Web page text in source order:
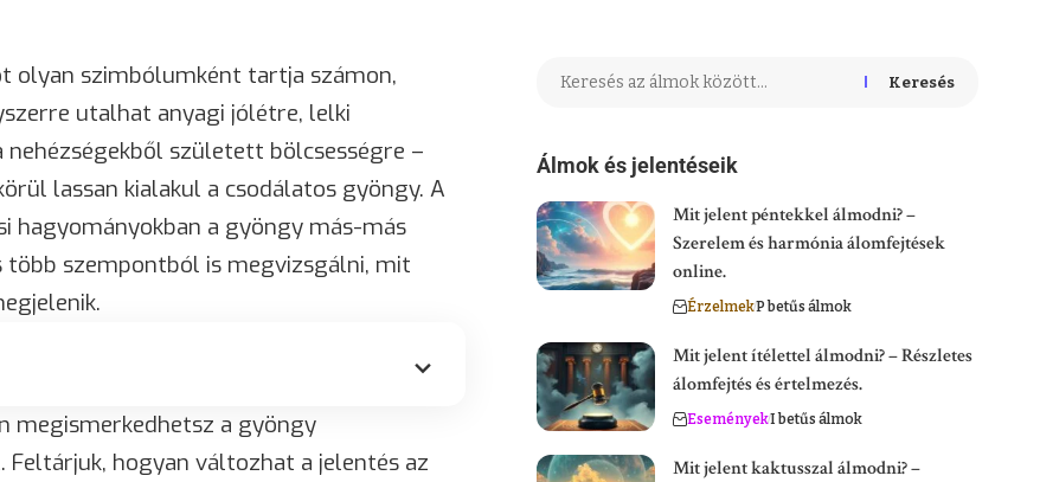
olyan szimbólumként tartja számon,
utalhat anyagi jólétre, lelki
született bölcsességre –
lassan kialakul a csodálatos gyöngy. A
hagyományokban a gyöngy más-más
szempontból is megvizsgálni, mit
megismerkedhetsz a gyöngy
hogyan változhat a jelentés az
Keresés
Álmok és jelentéseik
Mit jelent péntekkel álmodni? –
Szerelem és harmónia álomfejtések
online.
ÉrzelmekP betűs álmok
Mit jelent ítélettel álmodni? – Részletes
álomfejtés és értelmezés.
EseményekI betűs álmok
Mit jelent kaktusszal álmodni? –